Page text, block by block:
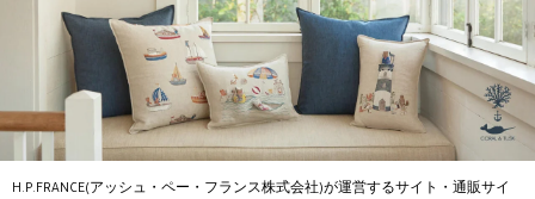
H.P.FRANCE(アッシュ・ペー・フランス株式会社)が運営するサイト・通販サイ